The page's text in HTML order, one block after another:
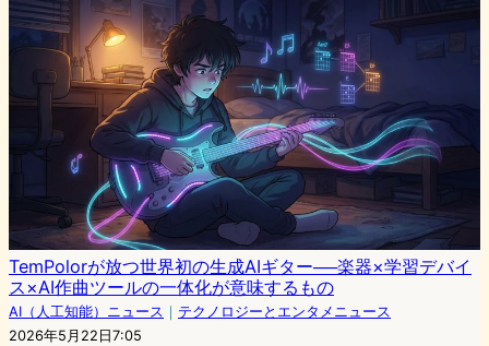
TemPolorが放つ世界初の生成AIギター──楽器×学習デバイ
ス×AI作曲ツールの一体化が意味するもの
AI（人工知能）ニュース ｜ テクノロジーとエンタメニュース
2026年5月22日7:05